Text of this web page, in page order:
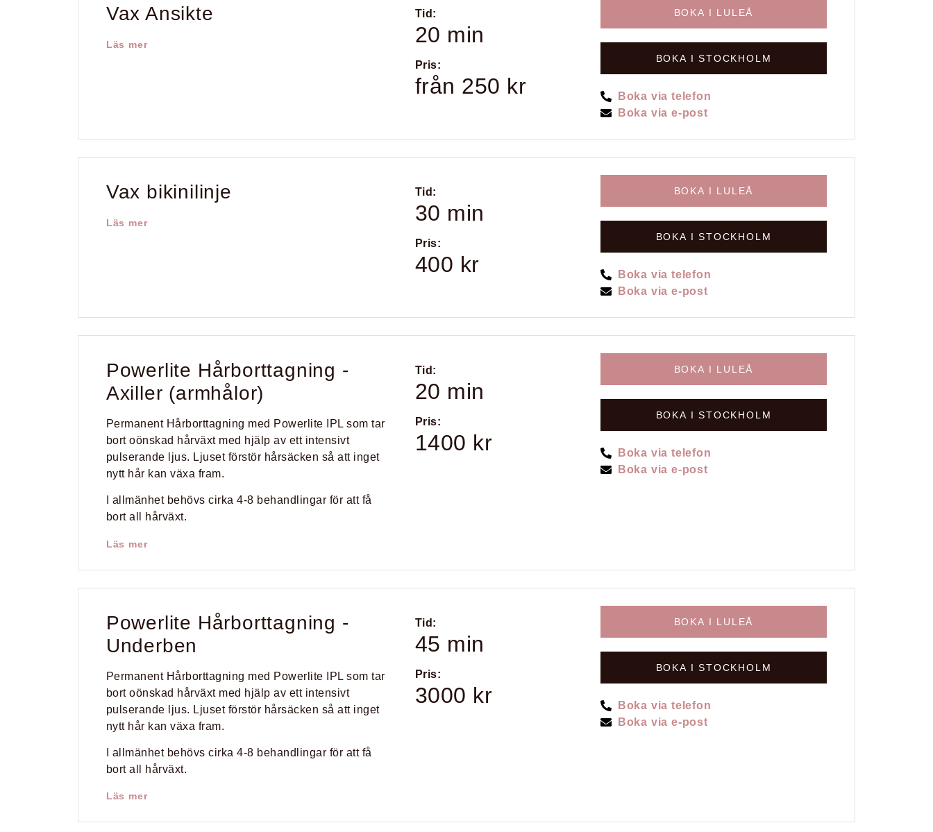
Vax Ansikte
Läs mer
Tid:
20 min
Pris:
från 250 kr
BOKA I LULEÅ
BOKA I STOCKHOLM
Boka via telefon
Boka via e-post
Vax bikinilinje
Läs mer
Tid:
30 min
Pris:
400 kr
BOKA I LULEÅ
BOKA I STOCKHOLM
Boka via telefon
Boka via e-post
Powerlite Hårborttagning -
Axiller (armhålor)
Permanent Hårborttagning med Powerlite IPL som tar
bort oönskad hårväxt med hjälp av ett intensivt
pulserande ljus. Ljuset förstör hårsäcken så att inget
nytt hår kan växa fram.
I allmänhet behövs cirka 4-8 behandlingar för att få
bort all hårväxt.
Läs mer
Tid:
20 min
Pris:
1400 kr
BOKA I LULEÅ
BOKA I STOCKHOLM
Boka via telefon
Boka via e-post
Powerlite Hårborttagning -
Underben
Permanent Hårborttagning med Powerlite IPL som tar
bort oönskad hårväxt med hjälp av ett intensivt
pulserande ljus. Ljuset förstör hårsäcken så att inget
nytt hår kan växa fram.
I allmänhet behövs cirka 4-8 behandlingar för att få
bort all hårväxt.
Läs mer
Tid:
45 min
Pris:
3000 kr
BOKA I LULEÅ
BOKA I STOCKHOLM
Boka via telefon
Boka via e-post